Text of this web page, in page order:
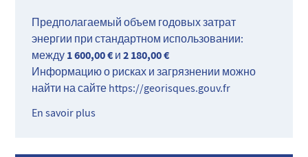
Предполагаемый объем годовых затрат
энергии при стандартном использовании:
между 1 600,00 € и2 180,00 €
Информацию о рисках и загрязнении можно
найти на сайте https://georisques.gouv.fr
En savoir plus